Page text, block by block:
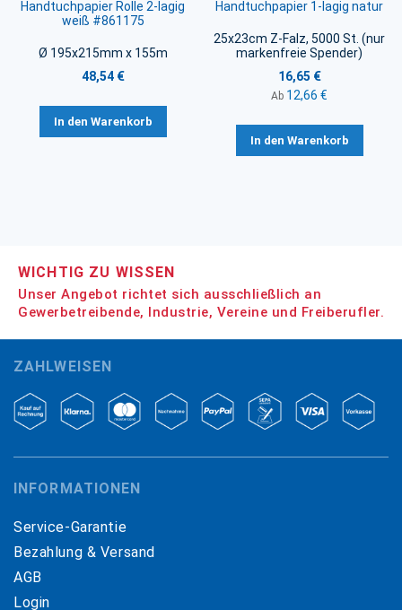
Handtuchpapier Rolle 2-lagig
weiß #861175
Ø 195x215mm x 155m
48,54 €
In den Warenkorb
Handtuchpapier 1-lagig natur
25x23cm Z-Falz, 5000 St. (nur
markenfreie Spender)
16,65 €
Ab 12,66 €
In den Warenkorb
WICHTIG ZU WISSEN
Unser Angebot richtet sich ausschließlich an
Gewerbetreibende, Industrie, Vereine und Freiberufler.
ZAHLWEISEN
INFORMATIONEN
Service-Garantie
Bezahlung & Versand
AGB
Login